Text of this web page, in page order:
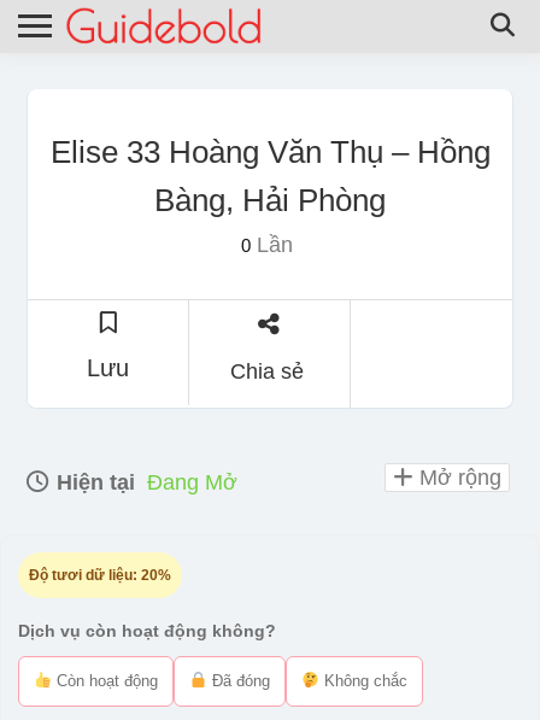
Elise 33 Hoàng Văn Thụ – Hồng
Bàng, Hải Phòng
0Lần
Lưu Chia sẻ
Hiện tại Đang Mở
Độ tươi dữ liệu: 20%
Dịch vụ còn hoạt động không?
Còn hoạt động Đã đóng Không chắc
Mở rộng